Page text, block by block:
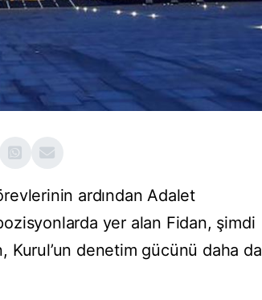
ardından Adalet
yer alan Fidan, şimdi
Kurul’un denetim gücünü daha da